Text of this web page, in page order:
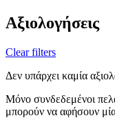
Αξιολογήσεις
Clear filters
Δεν υπάρχει καμία
Μόνο συνδεδεμένοι
μπορούν να αφήσουν